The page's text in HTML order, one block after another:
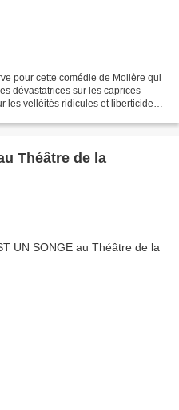
pour cette comédie de Molière qui
dévastatrices sur les caprices
les velléités ridicules et liberticides
Théâtre de la